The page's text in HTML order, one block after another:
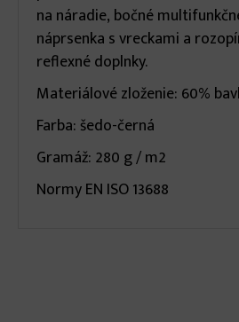
na náradie, bočné
náprsenka s vreckami a
reflexné doplnky.
Materiálové zloženie: 60%
Farba: šedo-černá
Gramáž: 280 g / m2
Normy EN ISO 13688